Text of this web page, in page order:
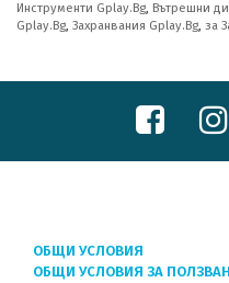
Инструменти Gplay.Bg, Вътрешни
Gplay.Bg, Захранвания Gplay.Bg, за
ОБЩИ УСЛОВИЯ
ОБЩИ УСЛОВИЯ ЗА